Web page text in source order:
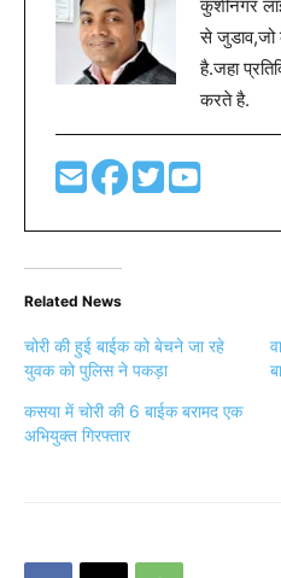
कुशीनगर
से जुडाव,जो
है.जहा
करते है.
Related News
चोरी की हुई बाईक को बेचने जा रहे
युवक को पुलिस ने पकड़ा
कसया में चोरी की 6 बाईक बरामद एक
अभियुक्त गिरफ्तार